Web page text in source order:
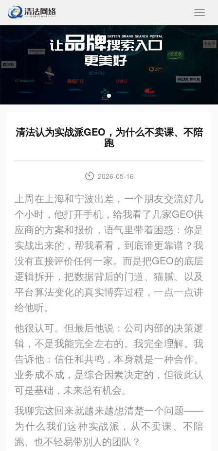
收
起/
展
开
清法认为实战派GEO，为什么不卖课、不陪
跑
2026-05-16
上周在上海和宁波出差，一个朋友交流好几
个小时，他打开手机，给我看了几家GEO供
应商的方案和报价，语气里带着困惑：你是
实战出来的，帮我看看，到底谁更靠谱？我
没有直接评价任何一家。而是把GEO的底层
逻辑拆开，把数据背后的门道、猫腻、以及
平台算法变化的真实博弈过程，一点一点讲
给他听。
他很认可。但最后他说：公司内部的决策逻
辑，不是我能完全左右的。我完全理解。我
告诉他：信任和共鸣，本身就是一种合作。
业务成不成，是综合因素决定的，但彼此认
可是基础，未来总有机会。
我聊完这回来就越来越想清楚一个问题——
为什么我们这种实战派，从不卖课、不陪
跑、也不轻易带别人的团队？